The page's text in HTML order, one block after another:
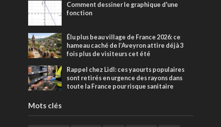
Comment dessiner le graphique d'une
fonction
Élu plus beau village de France 2026: ce
hameau caché de l’Aveyron attire déjà 3
fois plus de visiteurs cet été
Rappel chez Lidl: ces yaourts populaires
sont retirés en urgence des rayons dans
toute la France pour risque sanitaire
Mots clés